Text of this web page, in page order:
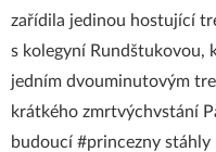
zařídila jedinou hostující
s kolegyní Rundštukovou,
jedním dvouminutovým
krátkého zmrtvýchvstání
budoucí #princezny